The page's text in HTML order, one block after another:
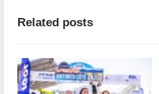
Related posts